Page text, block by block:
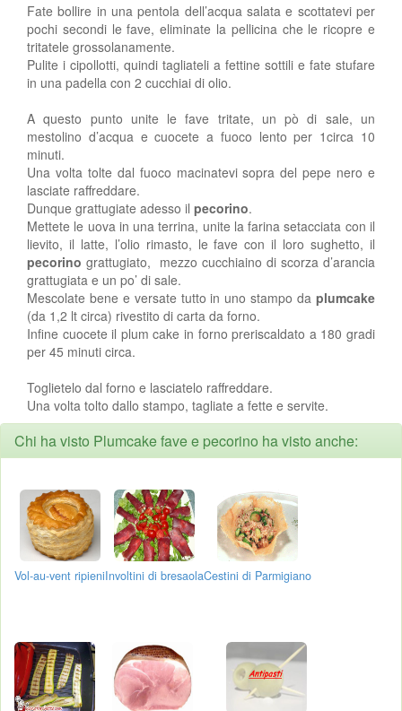
Fate bollire in una pentola dell’acqua salata e scottatevi per
pochi secondi le fave, eliminate la pellicina che le ricopre e
tritatele grossolanamente.
Pulite i cipollotti, quindi tagliateli a fettine sottili e fate stufare
in una padella con 2 cucchiai di olio.
A questo punto unite le fave tritate, un pò di sale, un
mestolino d’acqua e cuocete a fuoco lento per 1circa 10
minuti.
Una volta tolte dal fuoco macinatevi sopra del pepe nero e
lasciate raffreddare.
Dunque grattugiate adesso il pecorino.
Mettete le uova in una terrina, unite la farina setacciata con il
lievito, il latte, l’olio rimasto, le fave con il loro sughetto, il
pecorino grattugiato, mezzo cucchiaino di scorza d’arancia
grattugiata e un po’ di sale.
Mescolate bene e versate tutto in uno stampo da plumcake
(da 1,2 lt circa) rivestito di carta da forno.
Infine cuocete il plum cake in forno preriscaldato a 180 gradi
per 45 minuti circa.
Toglietelo dal forno e lasciatelo raffreddare.
Una volta tolto dallo stampo, tagliate a fette e servite.
Chi ha visto Plumcake fave e pecorino ha visto anche:
Vol-au-vent ripieniInvoltini di bresaolaCestini di Parmigiano